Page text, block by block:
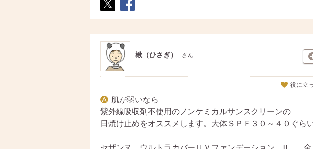
ト
ア
楸（ひさぎ） さん
役に立
肌が弱いなら
紫外線吸収剤不使用のノンケミカルサンスクリーンの
日焼け止めをオススメします。大体ＳＰＦ３０～４０ぐら
セザンヌ ウルトラカバーＵＶファンデーション II 全